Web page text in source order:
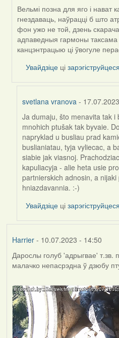
Вельмі позна для яго і нават
гнездаваць, наўрацці б што
фон ужо не той, дзень
адпаведныя гармоны
канцэнтрацыю ці ўвогуле
Увайдзіце цізарэгіструйцеся
svetlana vranova -
In
reply
to
by
Harrier
Ja dumaju, što menavita tak i
mnohich ptušak tak byvaie.
napryklad u busliau prad
buslianiatau, tyja vyliecac, a
siabie jak viasnoj.
kapuliacyja - alie heta usie
partnierskich adnosin, a
hniazdavannia. :-)
Увайдзіце цізарэгіструйцеся
Harrier- 10.07.2023 - 14:50
Дарослы голуб 'адрыгвае' т.зв.
малачко непасрэдна ў дзюбу